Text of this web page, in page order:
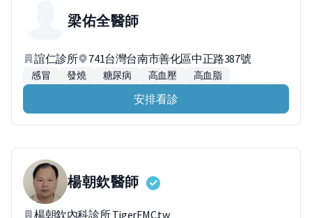
梁佑全醫師
誼仁診所 741台灣台南市善化區中正路387號
感冒 發燒 糖尿病 高血壓 高血脂
安排看診
楊朝欽醫師
楊朝欽內科診所 TigerEMC.tw